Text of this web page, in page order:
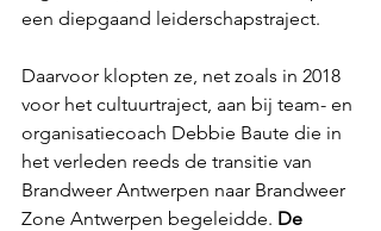
een diepgaand leiderschapstraject.
Daarvoor klopten ze, net zoals in 2018
voor het cultuurtraject, aan bij team- en
organisatiecoach Debbie Baute die in
het verleden reeds de transitie van
Brandweer Antwerpen naar Brandweer
Zone Antwerpen begeleidde. De